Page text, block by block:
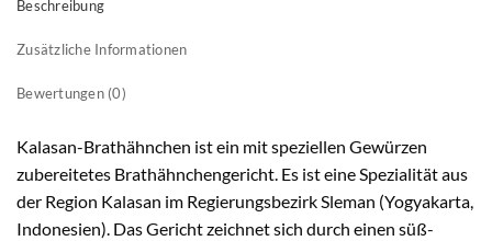
Beschreibung
Zusätzliche Informationen
Bewertungen (0)
Kalasan-Brathähnchen ist ein mit speziellen Gewürzen
zubereitetes Brathähnchengericht. Es ist eine Spezialität aus
der Region Kalasan im Regierungsbezirk Sleman (Yogyakarta,
Indonesien). Das Gericht zeichnet sich durch einen süß-